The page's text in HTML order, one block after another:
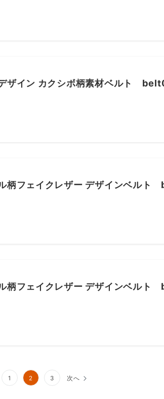
デザイン カクシボ柄素材ベルト
ル柄フェイクレザー デザインベル
ル柄フェイクレザー デザインベル
1 2 3 次へ